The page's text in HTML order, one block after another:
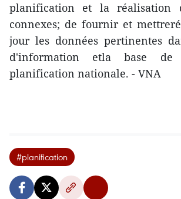
planification et la réalisation
connexes; de fournir et
jour les données pertinentes
d'information etla base de
planification nationale. - VNA
#planification